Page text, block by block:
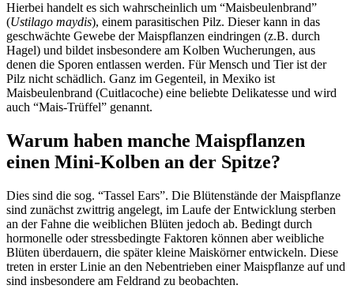
Hierbei handelt es sich wahrscheinlich um “Maisbeulenbrand”
(Ustilago maydis), einem parasitischen Pilz. Dieser kann in das
geschwächte Gewebe der Maispflanzen eindringen (z.B. durch
Hagel) und bildet insbesondere am Kolben Wucherungen, aus
denen die Sporen entlassen werden. Für Mensch und Tier ist der
Pilz nicht schädlich. Ganz im Gegenteil, in Mexiko ist
Maisbeulenbrand (Cuitlacoche) eine beliebte Delikatesse und wird
auch “Mais-Trüffel” genannt.
Warum haben manche Maispflanzen
einen Mini-Kolben an der Spitze?
Dies sind die sog. “Tassel Ears”. Die Blütenstände der Maispflanze
sind zunächst zwittrig angelegt, im Laufe der Entwicklung sterben
an der Fahne die weiblichen Blüten jedoch ab. Bedingt durch
hormonelle oder stressbedingte Faktoren können aber weibliche
Blüten überdauern, die später kleine Maiskörner entwickeln. Diese
treten in erster Linie an den Nebentrieben einer Maispflanze auf und
sind insbesondere am Feldrand zu beobachten.